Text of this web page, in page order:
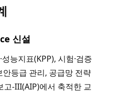
신설
능지표(KPP), 시험·검증
등급 관리, 공급망 전략
고-III(AIP)에서 축적한 교